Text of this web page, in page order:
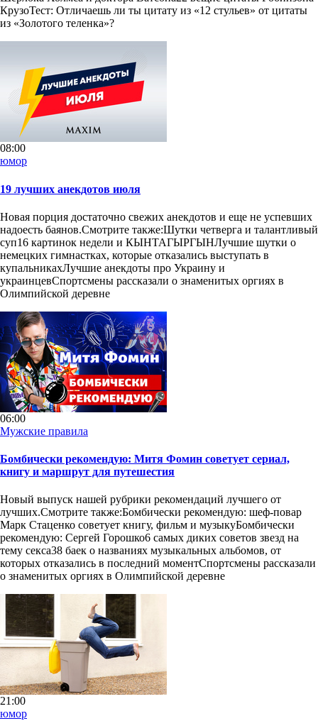
КрузоТест: Отличаешь ли ты цитату из «12 стульев» от цитаты
из «Золотого теленка»?
08:00
юмор
19 лучших анекдотов июля
Новая порция достаточно свежих анекдотов и еще не успевших
надоесть баянов.Смотрите также:Шутки четверга и талантливый
суп16 картинок недели и КЫНТАГЫРГЫНЛучшие шутки о
немецких гимнастках, которые отказались выступать в
купальникахЛучшие анекдоты про Украину и
украинцевСпортсмены рассказали о знаменитых оргиях в
Олимпийской деревне
06:00
Мужские правила
Бомбически рекомендую: Митя Фомин советует сериал,
книгу и маршрут для путешестия
Новый выпуск нашей рубрики рекомендаций лучшего от
лучших.Смотрите также:Бомбически рекомендую: шеф-повар
Марк Стаценко советует книгу, фильм и музыкуБомбически
рекомендую: Сергей Горошко6 самых диких советов звезд на
тему секса38 баек о названиях музыкальных альбомов, от
которых отказались в последний моментСпортсмены рассказали
о знаменитых оргиях в Олимпийской деревне
21:00
юмор